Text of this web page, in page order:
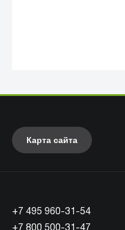
Карта сайта
+7 495 960-31-54